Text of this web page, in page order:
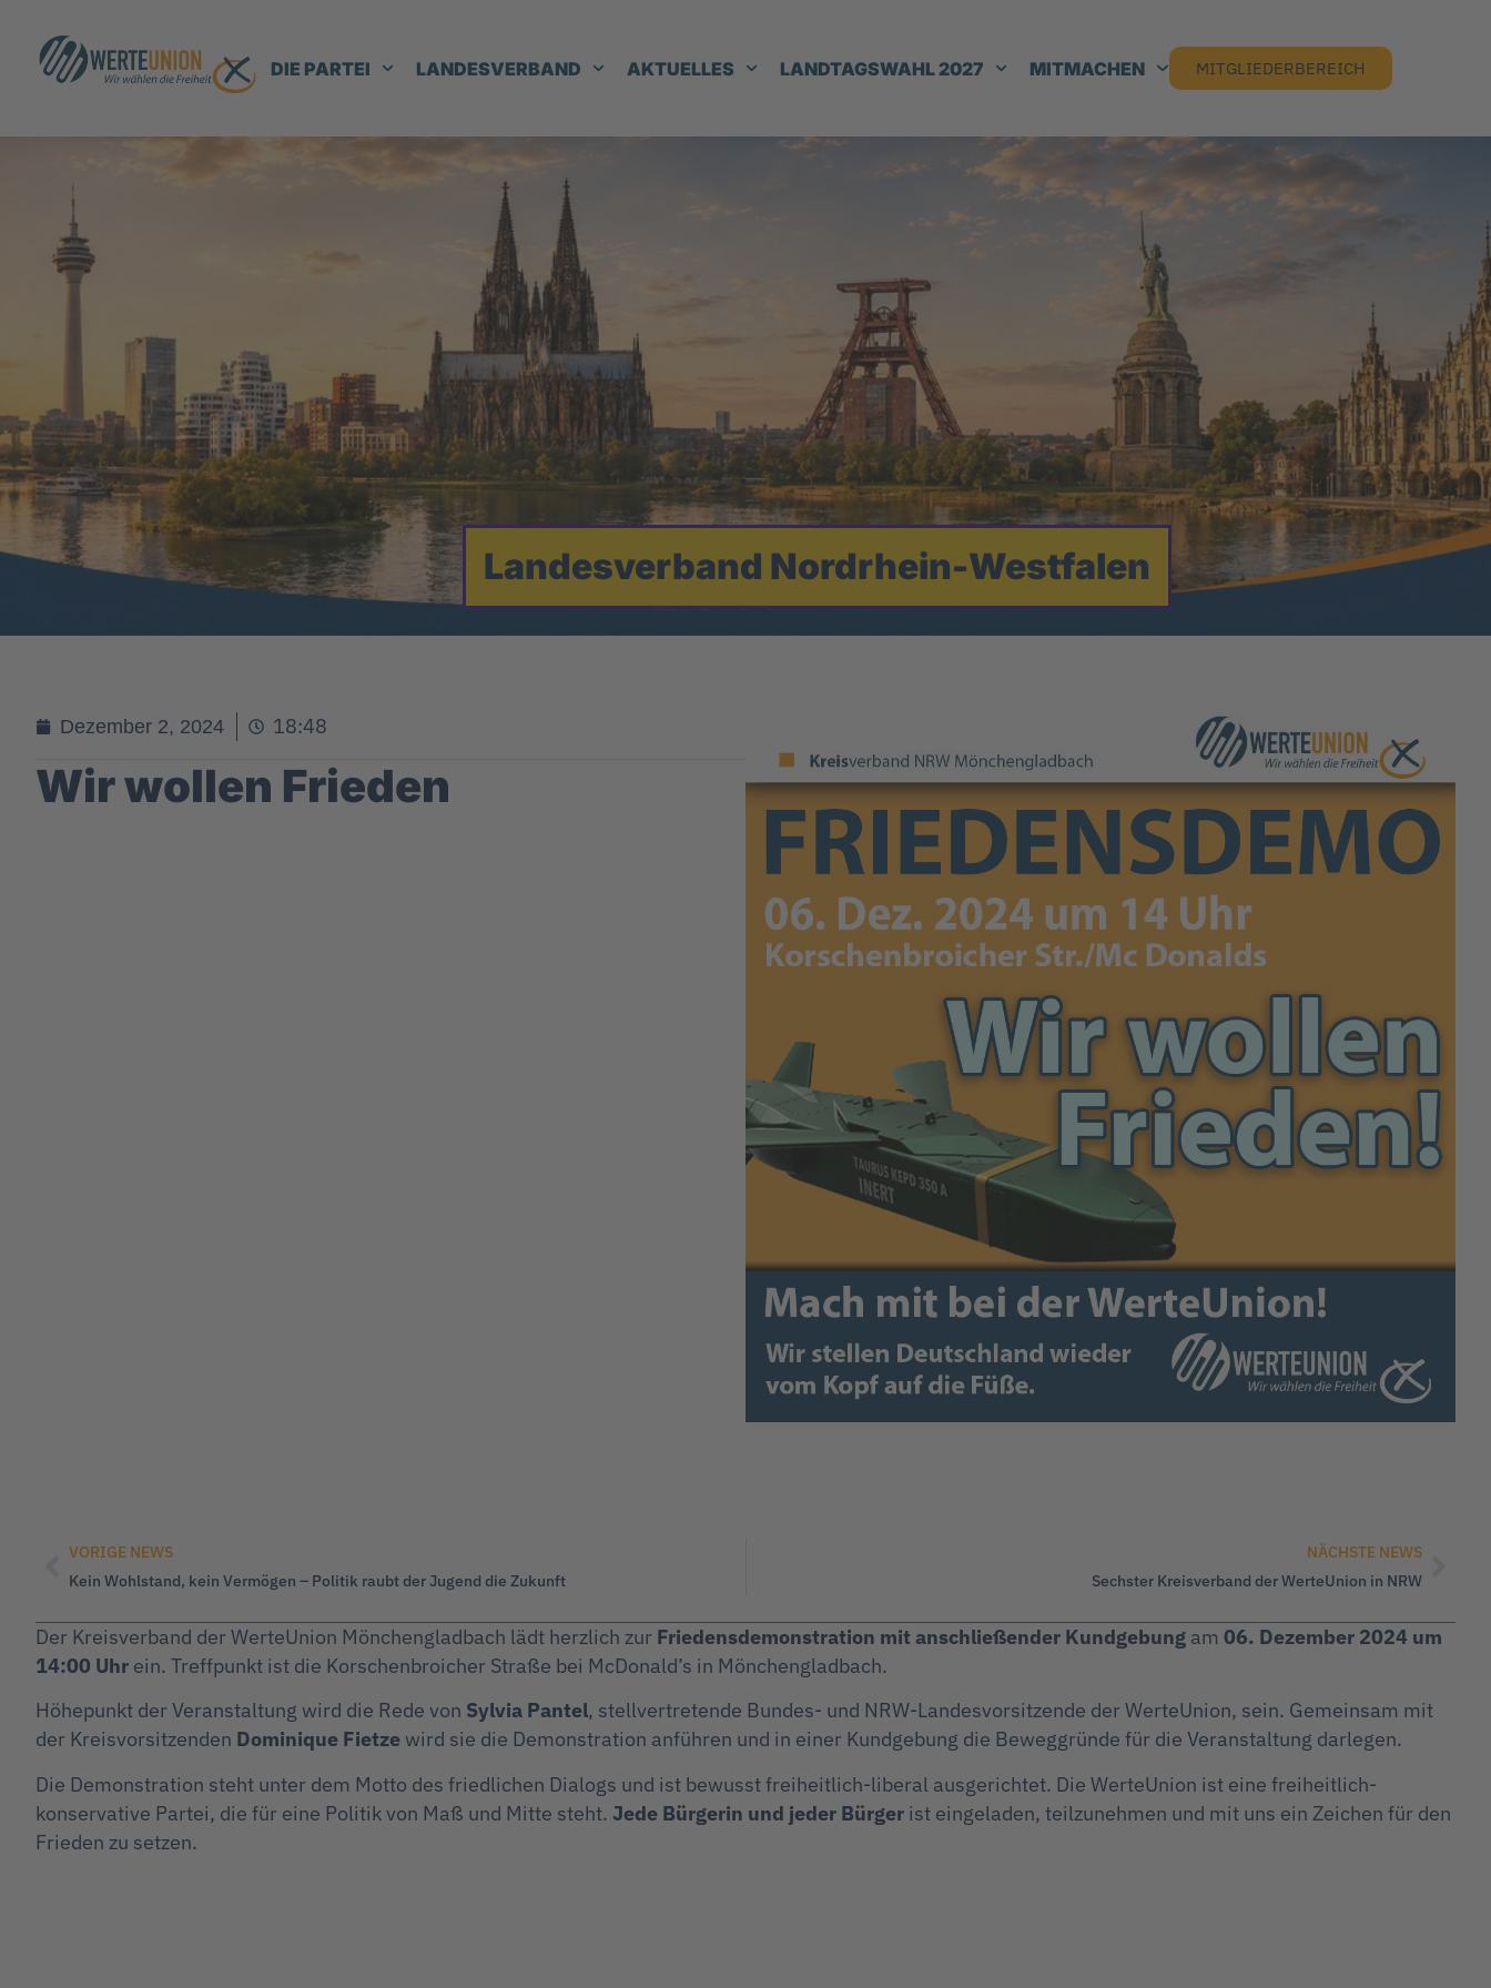
DIE PARTEI LANDESVERBAND AKTUELLES LANDTAGSWAHL 2027 MITMACHEN MITGLIEDERBEREICH
Landesverband Nordrhein-Westfalen
Dezember 2, 2024 18:48
Wir wollen Frieden
VORIGE NEWS
Kein Wohlstand, kein Vermögen – Politik raubt der Jugend die Zukunft
NÄCHSTE NEWS
Sechster Kreisverband der WerteUnion in NRW
Der Kreisverband der WerteUnion Mönchengladbach lädt herzlich zur Friedensdemonstration mit anschließender Kundgebung am 06. Dezember 2024 um
14:00 Uhr ein. Treffpunkt ist die Korschenbroicher Straße bei McDonald’s in Mönchengladbach.
Höhepunkt der Veranstaltung wird die Rede von Sylvia Pantel, stellvertretende Bundes- und NRW-Landesvorsitzende der WerteUnion, sein. Gemeinsam mit
der Kreisvorsitzenden Dominique Fietze wird sie die Demonstration anführen und in einer Kundgebung die Beweggründe für die Veranstaltung darlegen.
Die Demonstration steht unter dem Motto des friedlichen Dialogs und ist bewusst freiheitlich-liberal ausgerichtet. Die WerteUnion ist eine freiheitlich-
konservative Partei, die für eine Politik von Maß und Mitte steht. Jede Bürgerin und jeder Bürger ist eingeladen, teilzunehmen und mit uns ein Zeichen für den
Frieden zu setzen.